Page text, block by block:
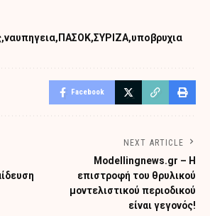
ναυπηγεια ΠΑΣΟΚ ΣΥΡΙΖΑ υποβρυχια
Facebook
NEXT ARTICLE
Modellingnews.gr – Η
επιστροφή του θρυλικού
μοντελιστικού περιοδικού
είναι γεγονός!